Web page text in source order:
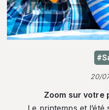
20/
Zoom sur votre
Le printemps et